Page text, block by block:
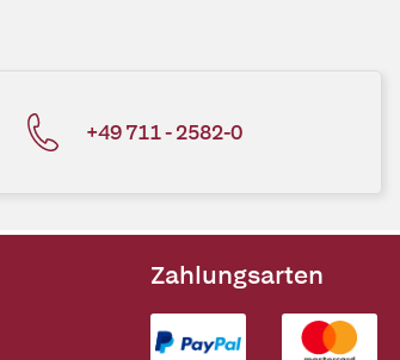
+49 711 - 2582-0
Zahlungsarten